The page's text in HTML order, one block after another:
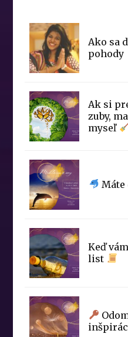
Ako sa
pohody
Ak si
zuby,
myseľ
Máte
Keď
list